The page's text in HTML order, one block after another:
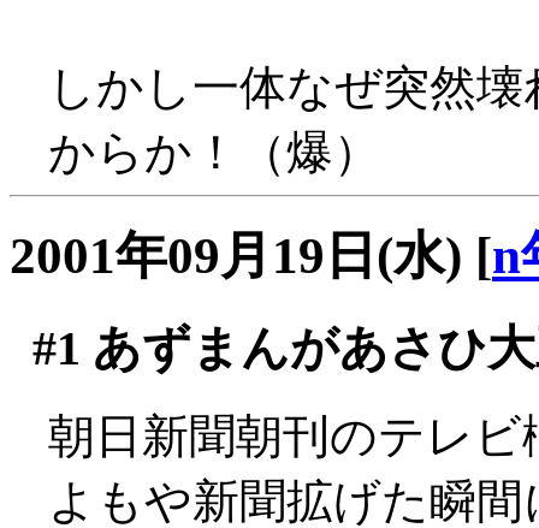
しかし一体なぜ突然
からか！（爆）
2001年09月19日(水) [n
#1 あずまんがあさひ
朝日新聞朝刊のテレ
よもや新聞拡げた瞬